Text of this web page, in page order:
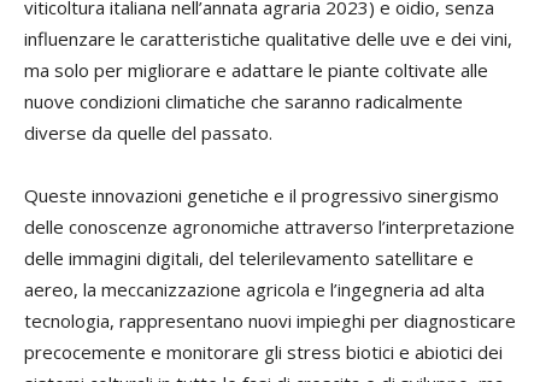
viticoltura italiana nell’annata agraria 2023) e oidio, senza
influenzare le caratteristiche qualitative delle uve e dei vini,
ma solo per migliorare e adattare le piante coltivate alle
nuove condizioni climatiche che saranno radicalmente
diverse da quelle del passato.
Queste innovazioni genetiche e il progressivo sinergismo
delle conoscenze agronomiche attraverso l’interpretazione
delle immagini digitali, del telerilevamento satellitare e
aereo, la meccanizzazione agricola e l’ingegneria ad alta
tecnologia, rappresentano nuovi impieghi per diagnosticare
precocemente e monitorare gli stress biotici e abiotici dei